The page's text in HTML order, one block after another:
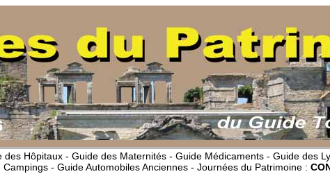
Hôpitaux - Guide des Maternités - Guide Médicaments - Guide des
- Guide Automobiles Anciennes - Journées du Patrimoine :